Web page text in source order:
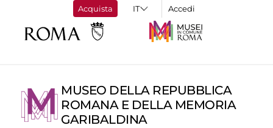
Acquista Accedi
MUSEO DELLA REPUBBLICA
ROMANA E DELLA MEMORIA
GARIBALDINA